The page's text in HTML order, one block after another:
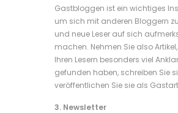
Gastbloggen ist ein wichtiges
um sich mit anderen Bloggern
und neue Leser auf sich
machen. Nehmen Sie also
Ihren Lesern besonders viel
gefunden haben, schreiben Sie
veröffentlichen Sie sie als
3. Newsletter